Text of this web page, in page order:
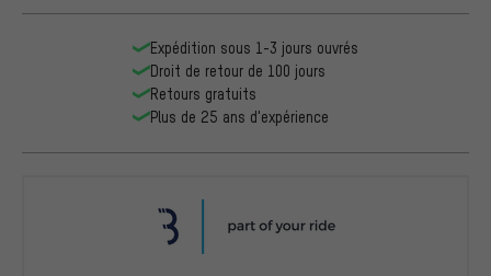
Expédition sous 1-3 jours ouvrés
Droit de retour de 100 jours
Retours gratuits
Plus de 25 ans d'expérience